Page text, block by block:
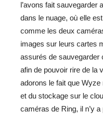
l’avons fait sauvegarder
dans le nuage, où elle
comme les deux
images sur leurs cartes
assurés de sauvegarder
afin de pouvoir rire de la
adorons le fait que
et du stockage sur le
caméras de Ring, il n’y